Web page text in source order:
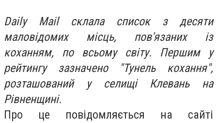
Daily Mail склала список з десяти
маловідомих місць, пов'язаних із
коханням, по всьому світу. Першим у
рейтингу зазначено "Тунель кохання",
розташований у селищі Клевань на
Рівненщині.
Про це повідомляється на сайті